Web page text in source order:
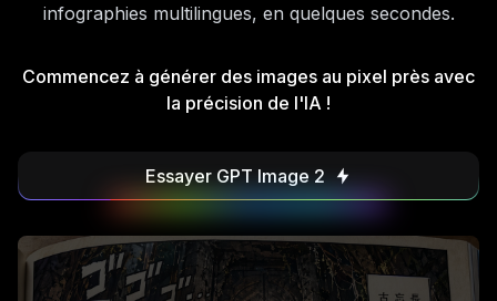
infographies multilingues, en quelques secondes.
Commencez à générer des images au pixel près avec
la précision de l'IA !
Essayer GPT Image 2